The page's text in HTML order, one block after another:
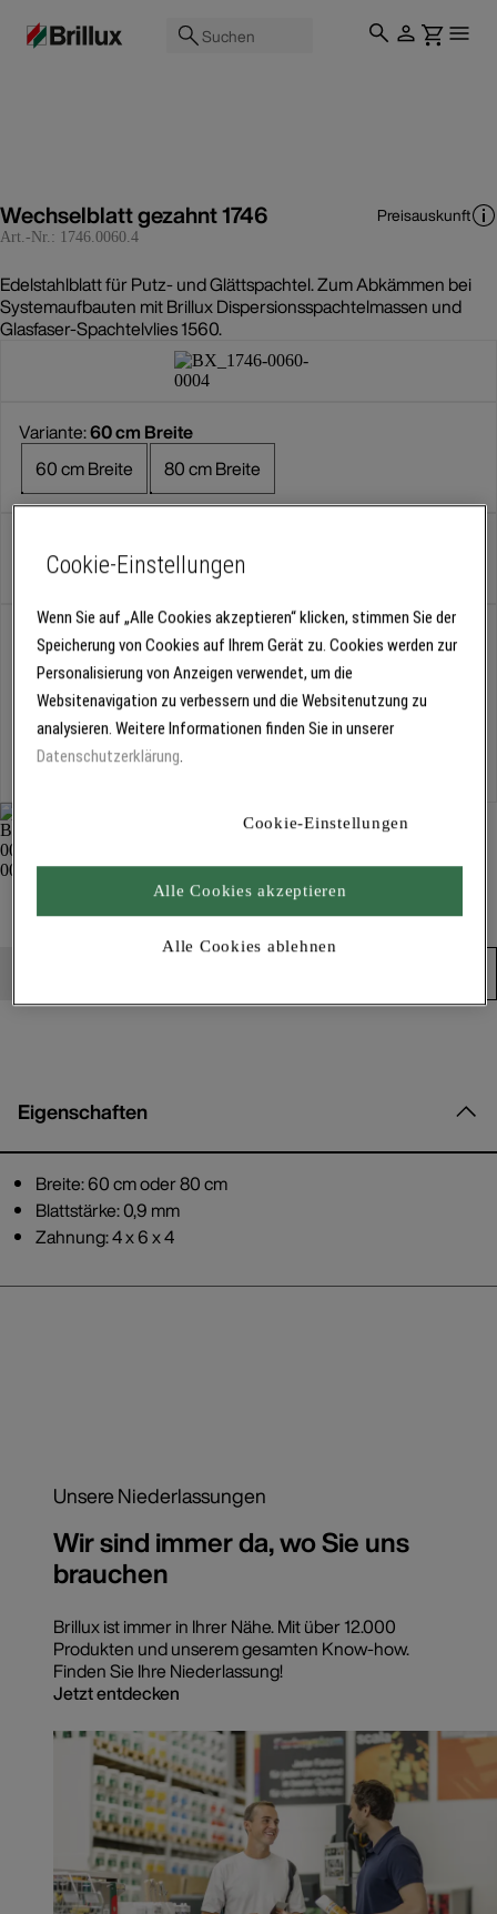
Suchen
Wechselblatt gezahnt 1746
Art.-Nr.: 1746.0060.4
Preisauskunft
Edelstahlblatt für Putz- und Glättspachtel. Zum Abkämmen bei
Systemaufbauten mit Brillux Dispersionsspachtelmassen und
Glasfaser-Spachtelvlies 1560.
Variante:60 cm Breite
60 cm Breite
80 cm Breite
Stück
Abholung
Für Verfügbarkeiten bitteanmelden
Kostenlose Lieferung
Für Lieferzeiten bitte
Wechselblatt gezahnt 1746
Spachteln und Glätten
Eigenschaften
Breite: 60 cm oder 80 cm
Blattstärke: 0,9 mm
Zahnung: 4 x 6 x 4
Unsere Niederlassungen
Wir sind immer da, wo Sie uns
brauchen
Brillux ist immer in Ihrer Nähe. Mit über 12.000
Produkten und unserem gesamten Know-how.
Finden Sie Ihre Niederlassung!
Jetzt entdecken
Cookie-Einstellungen
Wenn Sie auf „Alle Cookies akzeptieren“ klicken, stimmen Sie der
Speicherung von Cookies auf Ihrem Gerät zu. Cookies werden zur
Personalisierung von Anzeigen verwendet, um die
Websitenavigation zu verbessern und die Websitenutzung zu
analysieren. Weitere Informationen finden Sie in unserer
Datenschutzerklärung.
Cookie-Einstellungen
Alle Cookies ablehnen
Alle Cookies akzeptieren